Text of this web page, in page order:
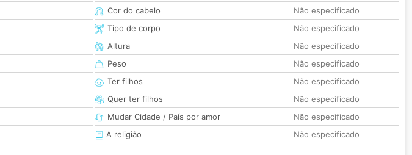
Cor do cabelo
Não especificado
Tipo de corpo
Não especificado
Altura
Não especificado
Peso
Não especificado
Ter filhos
Não especificado
Quer ter filhos
Não especificado
Mudar Cidade / País por amor
Não especificado
A religião
Não especificado